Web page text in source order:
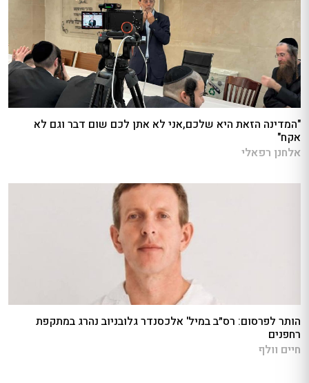
"המדינה הזאת היא שלכם,אני לא אתן לכם שום דבר וגם לא
אקח"
אלחנן רפאלי
הותר לפרסום: רס״ב במיל' אלכסנדר גלובניוב נהרג במתקפת
רחפנים
חיים וולף